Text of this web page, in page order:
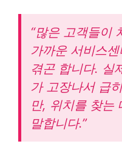
“많은 고객들이
가까운 서비스
겪곤 합니다. 실
가 고장나서 급
만, 위치를 찾는
말합니다.”